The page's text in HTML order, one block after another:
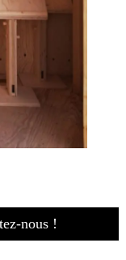
nous !